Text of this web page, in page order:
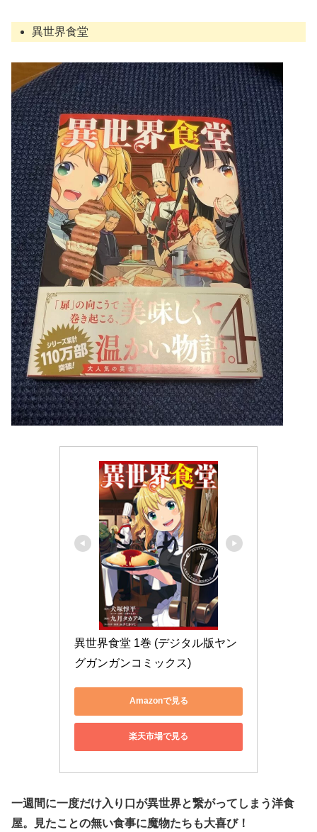
異世界食堂
異世界食堂 1巻 (デジタル版ヤン
グガンガンコミックス)
Amazonで見る
楽天市場で見る
一週間に一度だけ入り口が異世界と繋がってしまう洋食
屋。見たことの無い食事に魔物たちも大喜び！